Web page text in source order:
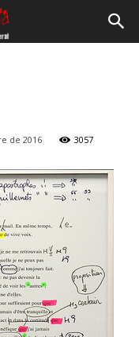
de 2016
3057